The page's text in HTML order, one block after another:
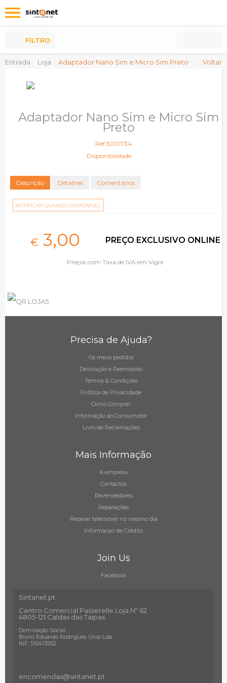
Entrada Loja Adaptador Nano Sim e Micro Sim Preto Voltar
FILTRO
Adaptador Nano Sim e Micro Sim
Preto
Ref:5001734
Disponibilidade:
Descrição Detalhes Comentários
NOTIFICAR QUANDO DISPONÍVEL
€ 3,00 PREÇO EXCLUSIVO ONLINE
Preços com Taxa de IVA em Vigor
Precisa de Ajuda?
Os meus pedidos
Devolução e Reembolso
Termos & Condições
Política de Privacidade
Como Comprar
Informação ao Consumidor
Livro de Reclamações
Mais Informação
A empresa
Contactos
Revendedores
Reparações
Reparar telemóvel no mesmo dia
Informacao de Crédito
Join Us
Facebook
Sintanet.pt
Centro Comercial Passerelle Loja Nº 62
4805-121 Caldas das Taipas
Dominação Social:
Bruno Eduardo Rodrigues Unip Lda
NIF: 510413552
encomendas@sintanet .pt